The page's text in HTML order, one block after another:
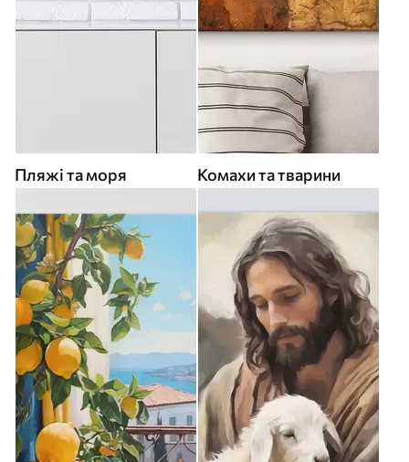
Пляжі та моря Комахи та тварини